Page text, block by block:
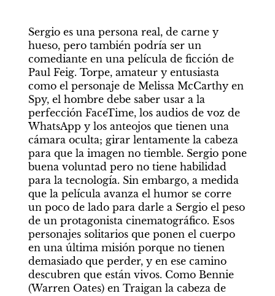
Sergio es una persona real, de carne y
hueso, pero también podría ser un
comediante en una película de ficción de
Paul Feig. Torpe, amateur y entusiasta
como el personaje de Melissa McCarthy en
Spy, el hombre debe saber usar a la
perfección FaceTime, los audios de voz de
WhatsApp y los anteojos que tienen una
cámara oculta; girar lentamente la cabeza
para que la imagen no tiemble. Sergio pone
buena voluntad pero no tiene habilidad
para la tecnología. Sin embargo, a medida
que la película avanza el humor se corre
un poco de lado para darle a Sergio el peso
de un protagonista cinematográfico. Esos
personajes solitarios que ponen el cuerpo
en una última misión porque no tienen
demasiado que perder, y en ese camino
descubren que están vivos. Como Bennie
(Warren Oates) en Traigan la cabeza de